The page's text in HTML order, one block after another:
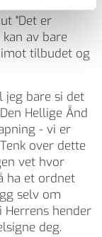
alle dine
"Det er
av bare
tilbudet og
jeg bare si det
Hellige Ånd
- vi er
over dette
vet hvor
ha et ordnet
selv om
Herrens hender
deg.